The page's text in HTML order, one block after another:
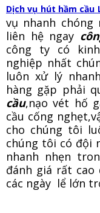
Dịch vụ hút hầm
vụ nhanh
liên hệ ngay
công ty có
nghiệp nhất
luôn xử lý
hàng gặp phải
cầu,nạo vét hố
cầu cống
cho chúng tôi
chúng tôi có đội
nhanh nhẹn
đánh giá rất
các ngày lể lớn